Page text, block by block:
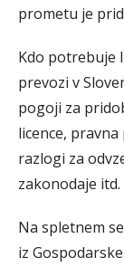
prometu je
Kdo potrebuje
prevozi v
pogoji za
licence,
razlogi za
zakonodaje itd.
Na spletnem
iz